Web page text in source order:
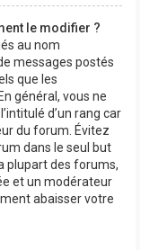
le modifier ?
au nom
messages postés
que les
général, vous ne
d’un rang car
du forum. Évitez
dans le seul but
plupart des forums,
et un modérateur
abaisser votre